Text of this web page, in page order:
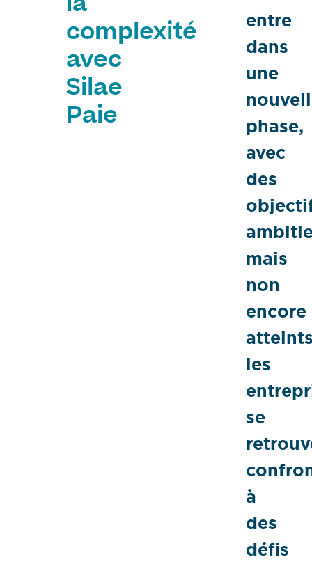
la
complexité
avec
Silae
Paie
entre
dans
une
phase,
avec
des
mais
non
encore
les
se
à
des
défis